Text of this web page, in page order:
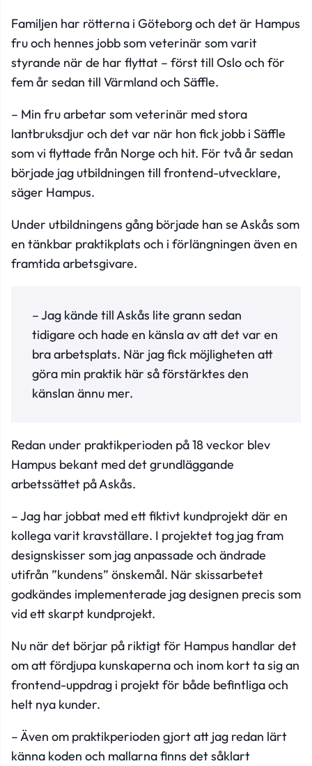
Familjen har rötterna i Göteborg och det är Hampus
fru och hennes jobb som veterinär som varit
styrande när de har flyttat – först till Oslo och för
fem år sedan till Värmland och Säffle.
– Min fru arbetar som veterinär med stora
lantbruksdjur och det var när hon fick jobb i Säffle
som vi flyttade från Norge och hit. För två år sedan
började jag utbildningen till frontend-utvecklare,
säger Hampus.
Under utbildningens gång började han se Askås som
en tänkbar praktikplats och i förlängningen även en
framtida arbetsgivare.
– Jag kände till Askås lite grann sedan
tidigare och hade en känsla av att det var en
bra arbetsplats. När jag fick möjligheten att
göra min praktik här så förstärktes den
känslan ännu mer.
Redan under praktikperioden på 18 veckor blev
Hampus bekant med det grundläggande
arbetssättet på Askås.
– Jag har jobbat med ett fiktivt kundprojekt där en
kollega varit kravställare. I projektet tog jag fram
designskisser som jag anpassade och ändrade
utifrån ”kundens” önskemål. När skissarbetet
godkändes implementerade jag designen precis som
vid ett skarpt kundprojekt.
Nu när det börjar på riktigt för Hampus handlar det
om att fördjupa kunskaperna och inom kort ta sig an
frontend-uppdrag i projekt för både befintliga och
helt nya kunder.
– Även om praktikperioden gjort att jag redan lärt
känna koden och mallarna finns det såklart